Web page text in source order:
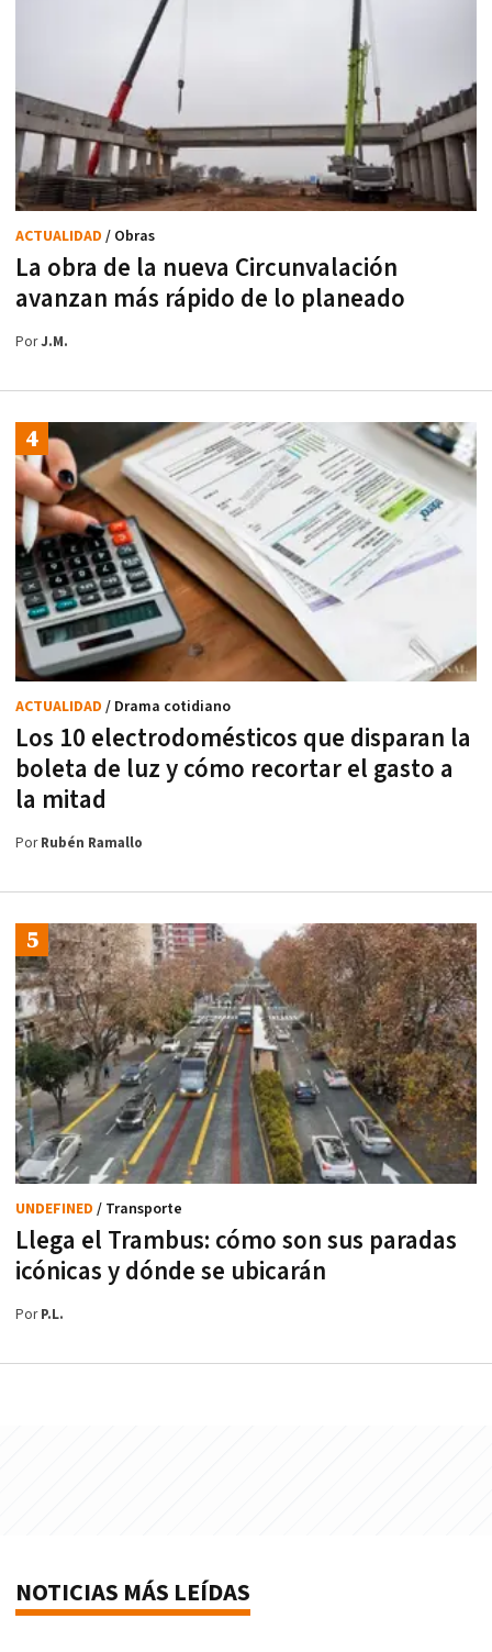
La obra de la nueva Circunvalación
avanzan más rápido de lo planeado
ACTUALIDAD / Obras
PorJ.M.
Los 10 electrodomésticos que disparan la
boleta de luz y cómo recortar el gasto a
la mitad
ACTUALIDAD / Drama cotidiano
PorRubén Ramallo
Llega el Trambus: cómo son sus paradas
icónicas y dónde se ubicarán
UNDEFINED / Transporte
PorP.L.
NOTICIAS MÁS LEÍDAS